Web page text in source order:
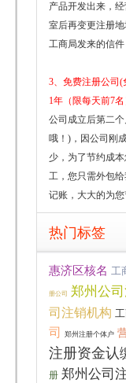
产品开发出来，
室后再变更注册
工商局发来的信件
3、免费注册公司
1年（限每天前7名
公司成立后第二
哦！)，因公司刚
少，为了节约成
工，您只需外包
记账，大大的为您
热门标签
惠济区核名 工
册公司 郑州公
司注销机构
司
郑州注册个体户
注册资金认
册 郑州公司